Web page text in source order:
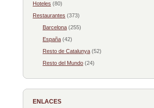
Hoteles (80)
Restaurantes (373)
Barcelona (255)
España (42)
Resto de Catalunya (52)
Resto del Mundo (24)
ENLACES